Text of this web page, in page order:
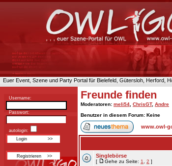
Euer Event, Szene und Party Portal für Bielefeld, Gütersloh, Herford,
Username:
Passwort:
autologin:
Freunde finden
Moderatoren: meli54 ChrisGT, Andre
Benutzer in diesem Forum: Keine
www.owl-
Singlebörse
[ Gehe zu Seite: 1 2 ]